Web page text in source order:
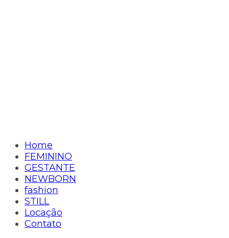
Home
FEMININO
GESTANTE
NEWBORN
fashion
STILL
Locação
Contato